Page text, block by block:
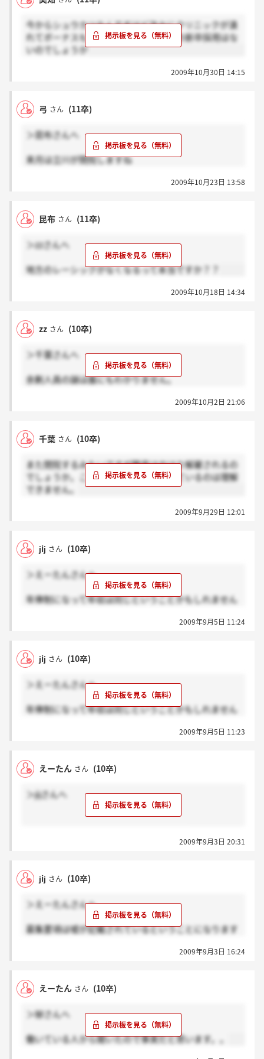
今からシュウカツなんですけど次々にクリニックが潰
れてボーナスもカットであれば来年度の新卒採用はな
いのでしょうか
2009年10月30日 14:15
弓 さん (11卒)
＞昆布さんへ
来月は立川が閉院しますね
全部無くなりそう
2009年10月23日 13:58
昆布 さん (11卒)
＞zzさんへ
地方のレーシックがなくなるって本当ですか？？
2009年10月18日 14:34
zz さん (10卒)
＞千葉さんへ
余剰人員の謎は誰にもわかりません。
2009年10月2日 21:06
千葉 さん (10卒)
また閉院するみたいですが職員はやはり解雇されるの
でしょうか。こんな状態で通年募集しているのは理解
できません。
2009年9月29日 12:01
jij さん (10卒)
＞えーたんさんへ
年俸制になって年収は同じということかもしれません
しかし美容外科がかなり潰れているので利益が減った
賞与はカットになったとも考えられますが・・・
ワンマンだとやっぱり大変そうです。
2009年9月5日 11:24
jij さん (10卒)
＞えーたんさんへ
年俸制になって年収は同じということかもしれません
2009年9月5日 11:23
えーたん さん (10卒)
＞jijさんへ
2009年9月3日 20:31
jij さん (10卒)
＞えーたんさんへ
募集要項は嘘が記載されているということになります
他社に行きます。ありがとうございました。2009年9月3日 16:24
えーたん さん (10卒)
＞辮さんへ
働いている人から聞いたので事実だと思います。。